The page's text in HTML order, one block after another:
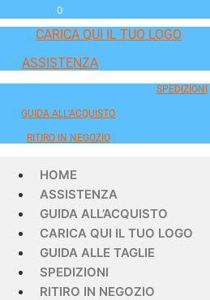
0
CARICA QUI IL TUO LOGO
ASSISTENZA
SPEDIZIONI
GUIDA ALL'ACQUISTO
RITIRO IN NEGOZIO
HOME
ASSISTENZA
GUIDA ALL’ACQUISTO
CARICA QUI IL TUO LOGO
GUIDA ALLE TAGLIE
SPEDIZIONI
RITIRO IN NEGOZIO